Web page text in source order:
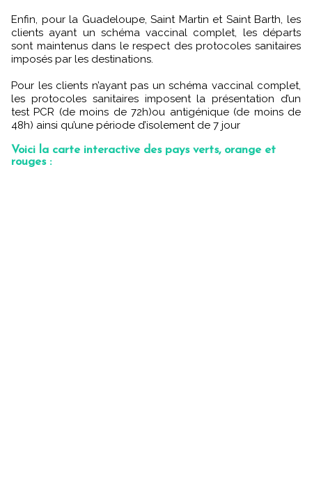
Enfin, pour la Guadeloupe, Saint Martin et Saint Barth, les
clients ayant un schéma vaccinal complet, les départs
sont maintenus dans le respect des protocoles sanitaires
imposés par les destinations.
Pour les clients n’ayant pas un schéma vaccinal complet,
les protocoles sanitaires imposent la présentation d’un
test PCR (de moins de 72h)ou antigénique (de moins de
48h) ainsi qu’une période d’isolement de 7 jour
Voici la carte interactive des pays verts, orange et
rouges :